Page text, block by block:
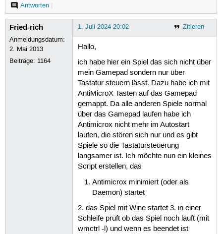
Antworten|
Fried-rich
Anmeldungsdatum:
2. Mai 2013
Beiträge: 1164
Zitieren
1. Juli 2024 20:02
Hallo,
ich habe hier ein Spiel das sich nicht über
mein Gamepad sondern nur über
Tastatur steuern lässt. Dazu habe ich mit
AntiMicroX Tasten auf das Gamepad
gemappt. Da alle anderen Spiele normal
über das Gamepad laufen habe ich
Antimicrox nicht mehr im Autostart
laufen, die stören sich nur und es gibt
Spiele so die Tastatursteuerung
langsamer ist. Ich möchte nun ein kleines
Script erstellen, das
Antimicrox minimiert (oder als
Daemon) startet
2. das Spiel mit Wine startet 3. in einer
Schleife prüft ob das Spiel noch läuft (mit
wmctrl -l) und wenn es beendet ist